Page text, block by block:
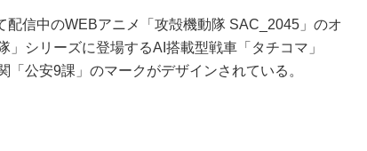
信中のWEBアニメ「攻殻機動隊 SAC_2045」のオ
」シリーズに登場するAI搭載型戦車「タチコマ」
「公安9課」のマークがデザインされている。